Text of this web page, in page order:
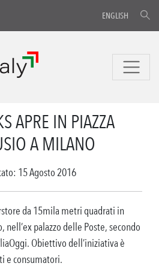
ENGLISH
APRE IN PIAZZA
A MILANO
15 Agosto 2016
da 15mila metri quadrati in
nell’ex palazzo delle Poste, secondo
Obiettivo dell’iniziativa è
e consumatori.